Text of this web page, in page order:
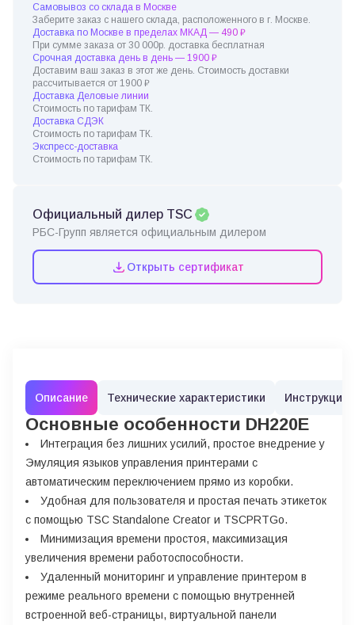
Самовывоз со склада в Москве
Заберите заказ с нашего склада, расположенного в г. Москве.
Доставка по Москве в пределах МКАД — 490 ₽
При сумме заказа от 30 000р. доставка бесплатная
Срочная доставка день в день — 1900 ₽
Доставим ваш заказ в этот же день. Стоимость доставки
рассчитывается от 1900 ₽
Доставка Деловые линии
Стоимость по тарифам ТК.
Доставка СДЭК
Стоимость по тарифам ТК.
Экспресс-доставка
Стоимость по тарифам ТК.
Официальный дилер TSC
РБС-Групп является официальным дилером
Открыть сертификат
Описание Технические характеристики Инструкции
Основные особенности DH220E
Интеграция без лишних усилий, простое внедрение y
Эмуляция языков управления принтерами с
автоматическим переключением прямо из коробки.
Удобная для пользователя и простая печать этикеток
с помощью TSC Standalone Creator и TSCPRTGo.
Минимизация времени простоя, максимизация
увеличения времени работоспособности.
Удаленный мониторинг и управление принтером в
режиме реального времени с помощью внутренней
встроенной веб-страницы, виртуальной панели